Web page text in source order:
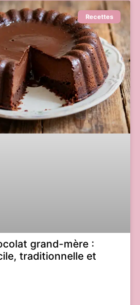
Recettes
grand-mère :
traditionnelle et